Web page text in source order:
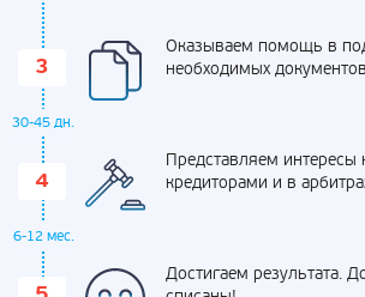
30-45 дн.
Оказываем помощь в
необходимых
6-12 мес.
Представляем интересы
кредиторами и в
Достигаем результата.